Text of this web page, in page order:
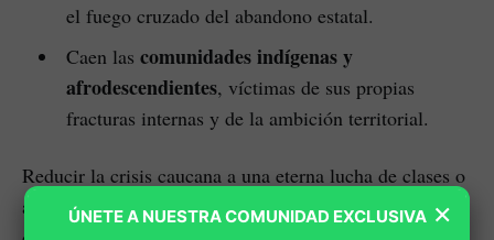
el fuego cruzado del abandono estatal.
Caen las comunidades indígenas y
afrodescendientes, víctimas de sus propias
fracturas internas y de la ambición territorial.
Reducir la crisis caucana a una eterna lucha de clases o
a una revancha histórica contra la colonia es una
×
ÚNETE A NUESTRA COMUNIDAD EXCLUSIVA